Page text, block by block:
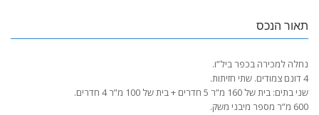
תאור הנכס
נחלה למכירה בכפר ביל”ו.
4 דונם צמודים. שתי חזיתות.
שני בתים: בית של 160 מ”ר 5 חדרים + בית של 100 מ”ר 4 חדרים.
600 מ”ר מספר מיבני משק.